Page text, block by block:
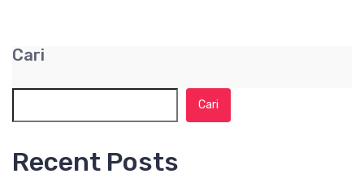
Cari
Cari
Recent Posts